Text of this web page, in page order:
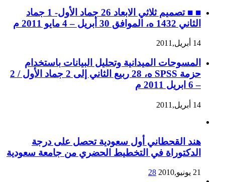
■ ■ تصميم ثلاثي الابعاد 26 جماد الأول- 1 جماد
الثاني 1432 ه، الموافق 30 أبريل – 4 مايو 2011 م
14 أبريل,2011
المسوحات الميدانية وتحليل البيانات باستخدام
حزمة SPSS ه، 28 ربيع الثاني إلى 2 جماد الأول / 2
– 6 ابريل 2011 م
14 أبريل,2011
هند القحطاني أول سعودية تحصل على درجة
الدكتوراة في التخطيط الحضري من جامعة سعودية
21 يونيو,2010 28